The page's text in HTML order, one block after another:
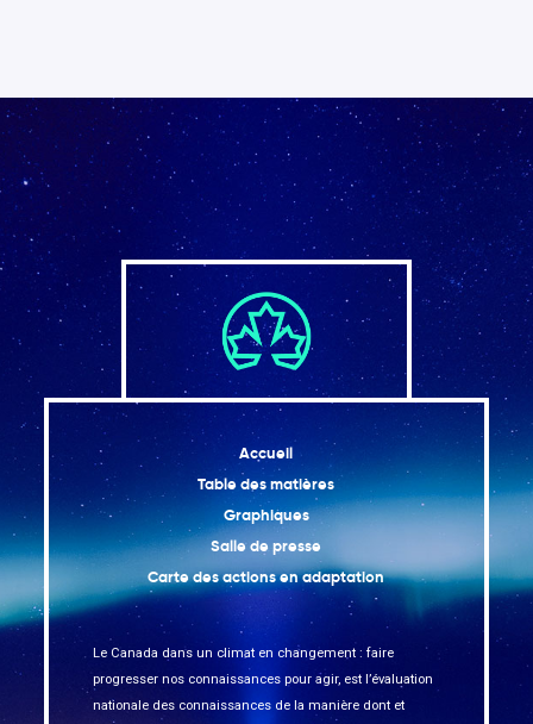
Accueil
Table des matières
Graphiques
Salle de presse
Carte des actions en adaptation
Le Canada dans un climat en changement : faire
progresser nos connaissances pour agir, est l’évaluation
nationale des connaissances de la manière dont et